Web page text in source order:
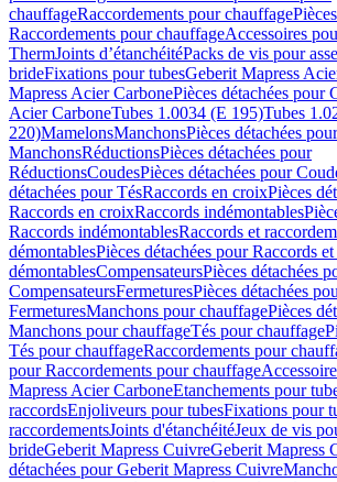
chauffageRaccordements pour chauffage
Raccordements pour chauffageAccessoires
ThermJoints d’étanchéitéPacks de vis pour
brideFixations pour tubesGeberit Mapress
Mapress Acier CarbonePièces détachées pour
Acier CarboneTubes 1.0034 (E 195)Tubes
220)MamelonsManchonsPièces détachées pour
ManchonsRéductionsPièces détachées pour
RéductionsCoudesPièces détachées pour
détachées pour TésRaccords en croixPièces
Raccords en croixRaccords indémontables
Raccords indémontablesRaccords et
démontablesPièces détachées pour Raccords
démontablesCompensateursPièces détachées
CompensateursFermeturesPièces détachées
FermeturesManchons pour chauffagePièces
Manchons pour chauffageTés pour chauffage
Tés pour chauffageRaccordements pour
pour Raccordements pour chauffage
Mapress Acier CarboneEtanchements pour
raccordsEnjoliveurs pour tubesFixations pour
raccordementsJoints d'étanchéitéJeux de vis
brideGeberit Mapress CuivreGeberit Mapress
détachées pour Geberit Mapress Cuivre